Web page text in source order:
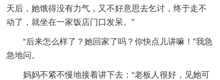
天后，她饿得没有力气，又不好意思去乞讨，终于走不
动了，就坐在一家饭店门口发呆。”
“后来怎么样了？她回家了吗？你快点儿讲嘛！”我急
急地问。
妈妈不紧不慢地接着讲下去：“老板人很好，见她可